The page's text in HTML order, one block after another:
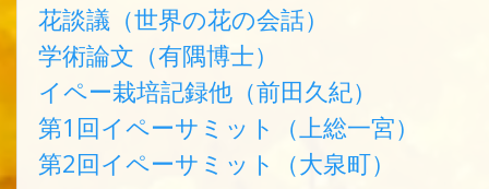
花談議（世界の花の会話）
学術論文（有隅博士）
イペー栽培記録他（前田久紀）
第1回イペーサミット（上総一宮）
第2回イペーサミット（大泉町）